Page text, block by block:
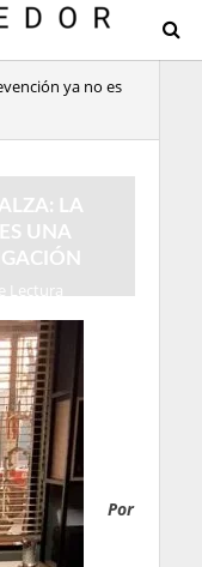
ya no es
LA
UNA
Lectura
Por